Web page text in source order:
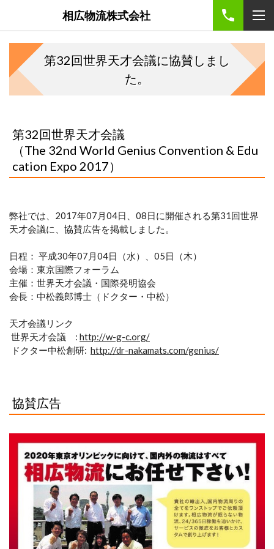
相広物流株式会社
第32回世界天才会議に協賛しまし
た。
第32回世界天才会議
（The 32nd World Genius Convention & Edu
cation Expo 2017）
弊社では、2017年07月04日、08日に開催される第31回世界
天才会議に、協賛広告を掲載しました。
日程： 平成30年07月04日（水）、05日（木）
会場：東京国際フォーラム
主催：世界天才会議・国際発明協会
会長：中松義郎博士（ドクター・中松）
天才会議リンク
世界天才会議 : http://w-g-c.org/
ドクター中松創研: http://dr-nakamats.com/genius/
協賛広告